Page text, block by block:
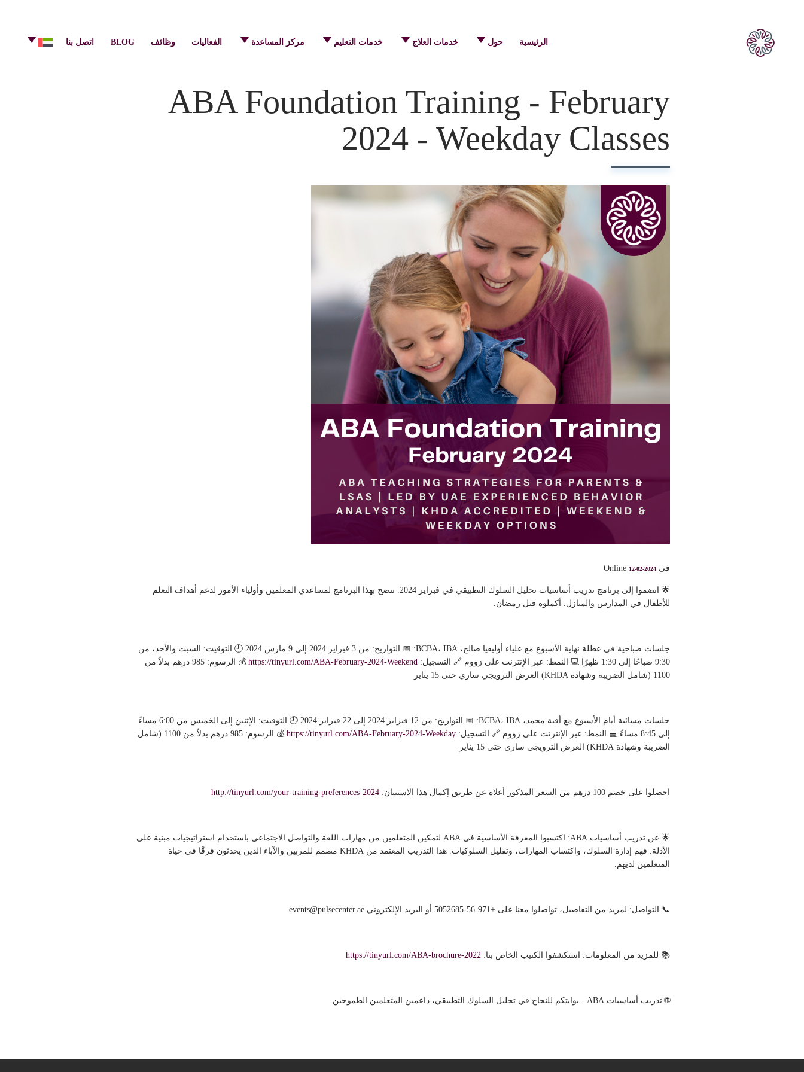
الرئيسية حول خدمات العلاج خدمات التعليم مركز المساعدة الفعاليات وظائف BLOG اتصل بنا
ABA Foundation Training - February
2024 - Weekday Classes
في Online12-02-2024
🌟 انضموا إلى برنامج تدريب أساسيات تحليل السلوك التطبيقي في فبراير 2024. ننصح بهذا البرنامج لمساعدي المعلمين وأولياء الأمور لدعم أهداف التعلم
للأطفال في المدارس والمنازل. أكملوه قبل رمضان.
جلسات صباحية في عطلة نهاية الأسبوع مع علياء أوليفيا صالح، BCBA، IBA: 📅 التواريخ: من 3 فبراير 2024 إلى 9 مارس 2024 🕘 التوقيت: السبت والأحد، من
9:30 صباحًا إلى 1:30 ظهرًا 💻 النمط: عبر الإنترنت على زووم 🔗 التسجيل:
https://tinyurl.com/ABA-February-2024-Weekend
💰 الرسوم: 985 درهم بدلاً من
1100 (شامل الضريبة وشهادة KHDA) العرض الترويجي ساري حتى 15 يناير
جلسات مسائية أيام الأسبوع مع أفية محمد، BCBA، IBA: 📅 التواريخ: من 12 فبراير 2024 إلى 22 فبراير 2024 🕘 التوقيت: الإثنين إلى الخميس من 6:00 مساءً
إلى 8:45 مساءً 💻 النمط: عبر الإنترنت على زووم 🔗 التسجيل:
https://tinyurl.com/ABA-February-2024-Weekday
💰 الرسوم: 985 درهم بدلاً من 1100 (شامل
الضريبة وشهادة KHDA) العرض الترويجي ساري حتى 15 يناير
احصلوا على خصم 100 درهم من السعر المذكور أعلاه عن طريق إكمال هذا الاستبيان: http://tinyurl.com/your-training-preferences-2024
🌟 عن تدريب أساسيات ABA: اكتسبوا المعرفة الأساسية في ABA لتمكين المتعلمين من مهارات اللغة والتواصل الاجتماعي باستخدام استراتيجيات مبنية على
الأدلة. فهم إدارة السلوك، واكتساب المهارات، وتقليل السلوكيات. هذا التدريب المعتمد من KHDA مصمم للمربين والآباء الذين يحدثون فرقًا في حياة
المتعلمين لديهم.
📞 التواصل: لمزيد من التفاصيل، تواصلوا معنا على +971-56-5052685 أو البريد الإلكتروني events@pulsecenter.ae
📚 للمزيد من المعلومات: استكشفوا الكتيب الخاص بنا:https://tinyurl.com/ABA-brochure-2022
🌐 تدريب أساسيات ABA - بوابتكم للنجاح في تحليل السلوك التطبيقي، داعمين المتعلمين الطموحين